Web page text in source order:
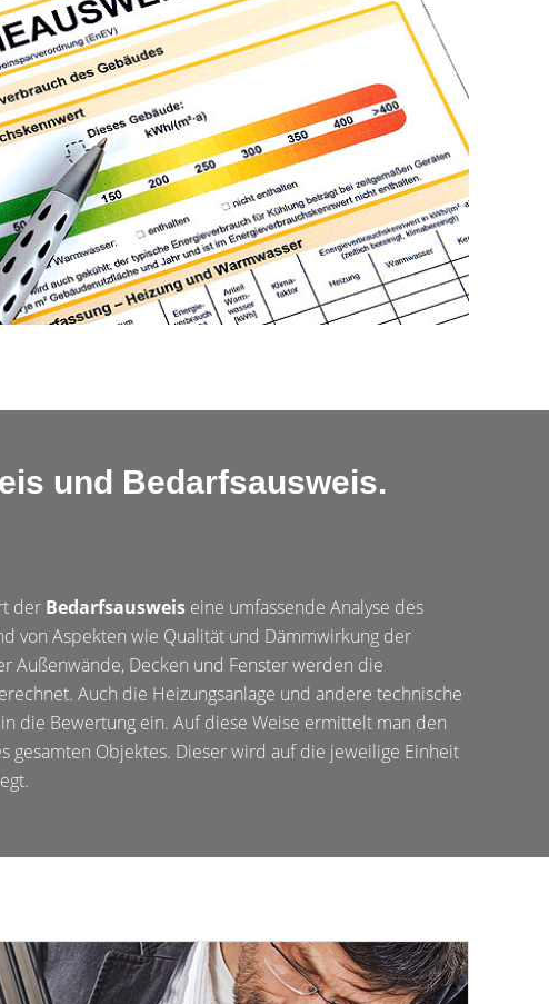
und Bedarfsausweis.
der Bedarfsausweis eine umfassende Analyse des
von Aspekten wie Qualität und Dämmwirkung der
Außenwände, Decken und Fenster werden die
Auch die Heizungsanlage und andere technische
die Bewertung ein. Auf diese Weise ermittelt man den
gesamten Objektes. Dieser wird auf die jeweilige Einheit